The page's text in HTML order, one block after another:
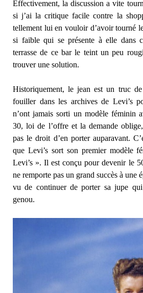
Effectivement, la discussion a vite
si j’ai la critique facile contre la
tellement lui en vouloir d’avoir tourné
si faible qui se présente à elle dans
terrasse de ce bar le teint un peu
trouver une solution.
Historiquement, le jean est un truc
fouiller dans les archives de Levi’s
n’ont jamais sorti un modèle féminin
30, loi de l’offre et la demande
pas le droit d’en porter auparavant.
que Levi’s sort son premier modèle
Levi’s ». Il est conçu pour devenir le
ne remporte pas un grand succès à une
vu de continuer de porter sa jupe
genou.